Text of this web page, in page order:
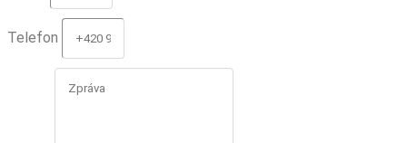
Telefon